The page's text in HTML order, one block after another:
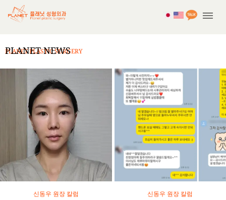
PLANET PLASTIC SURGERY
PLANET NEWS
신동우 원장 칼럼
신동우 원장 칼럼